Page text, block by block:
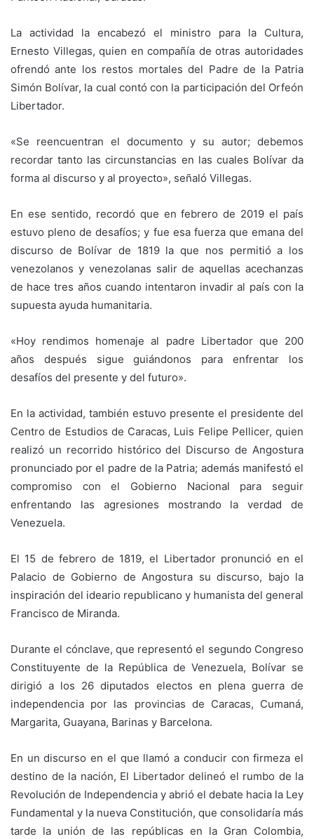
La actividad la encabezó el ministro para la Cultura,
Ernesto Villegas, quien en compañía de otras autoridades
ofrendó ante los restos mortales del Padre de la Patria
Simón Bolívar, la cual contó con la participación del Orfeón
Libertador.
«Se reencuentran el documento y su autor; debemos
recordar tanto las circunstancias en las cuales Bolívar da
forma al discurso y al proyecto», señaló Villegas.
En ese sentido, recordó que en febrero de 2019 el país
estuvo pleno de desafíos; y fue esa fuerza que emana del
discurso de Bolívar de 1819 la que nos permitió a los
venezolanos y venezolanas salir de aquellas acechanzas
de hace tres años cuando intentaron invadir al país con la
supuesta ayuda humanitaria.
«Hoy rendimos homenaje al padre Libertador que 200
años después sigue guiándonos para enfrentar los
desafíos del presente y del futuro».
En la actividad, también estuvo presente el presidente del
Centro de Estudios de Caracas, Luis Felipe Pellicer, quien
realizó un recorrido histórico del Discurso de Angostura
pronunciado por el padre de la Patria; además manifestó el
compromiso con el Gobierno Nacional para seguir
enfrentando las agresiones mostrando la verdad de
Venezuela.
El 15 de febrero de 1819, el Libertador pronunció en el
Palacio de Gobierno de Angostura su discurso, bajo la
inspiración del ideario republicano y humanista del general
Francisco de Miranda.
Durante el cónclave, que representó el segundo Congreso
Constituyente de la República de Venezuela, Bolívar se
dirigió a los 26 diputados electos en plena guerra de
independencia por las provincias de Caracas, Cumaná,
Margarita, Guayana, Barinas y Barcelona.
En un discurso en el que llamó a conducir con firmeza el
destino de la nación, El Libertador delineó el rumbo de la
Revolución de Independencia y abrió el debate hacia la Ley
Fundamental y la nueva Constitución, que consolidaría más
tarde la unión de las repúblicas en la Gran Colombia,